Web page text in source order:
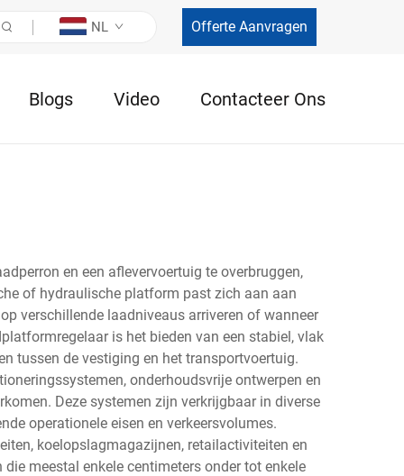
NL Offerte Aanvragen
Blogs Video Contacteer Ons
en een aflevervoertuig te overbruggen,
of hydraulische platform past zich aan aan
verschillende laadniveaus arriveren of wanneer
is het bieden van een stabiel, vlak
tussen de vestiging en het transportvoertuig.
onderhoudsvrije ontwerpen en
Deze systemen zijn verkrijgbaar in diverse
operationele eisen en verkeersvolumes.
koelopslagmagazijnen, retailactiviteiten en
meestal enkele centimeters onder tot enkele